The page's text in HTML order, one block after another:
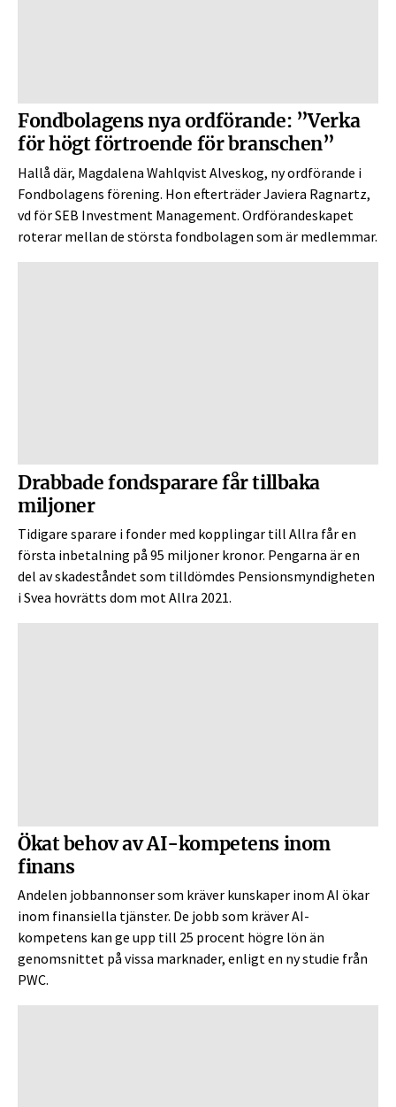
Fondbolagens nya ordförande: ”Verka
för högt förtroende för branschen”
Hallå där, Magdalena Wahlqvist Alveskog, ny ordförande i
Fondbolagens förening. Hon efterträder Javiera Ragnartz,
vd för SEB Investment Management. Ordförandeskapet
roterar mellan de största fondbolagen som är medlemmar.
Drabbade fondsparare får tillbaka
miljoner
Tidigare sparare i fonder med kopplingar till Allra får en
första inbetalning på 95 miljoner kronor. Pengarna är en
del av skadeståndet som tilldömdes Pensionsmyndigheten
i Svea hovrätts dom mot Allra 2021.
Ökat behov av AI-kompetens inom
finans
Andelen jobbannonser som kräver kunskaper inom AI ökar
inom finansiella tjänster. De jobb som kräver AI-
kompetens kan ge upp till 25 procent högre lön än
genomsnittet på vissa marknader, enligt en ny studie från
PWC.